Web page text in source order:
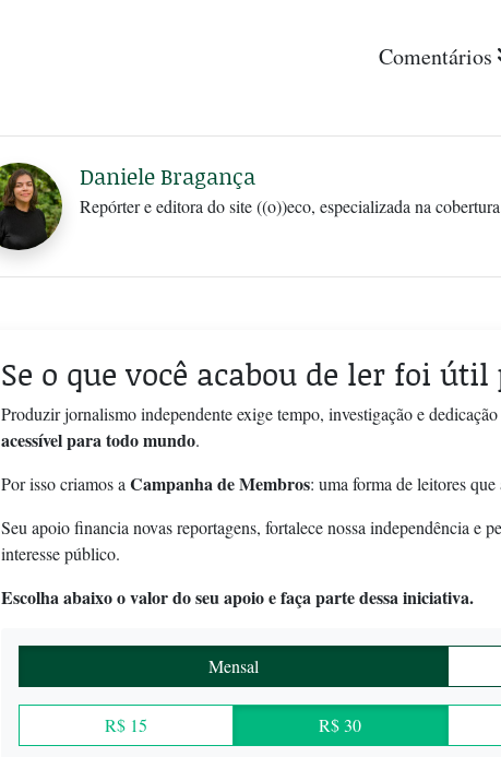
Comentários
Daniele Bragança
Repórter e editora do site ((o))eco, especializada na
Se o que você acabou de ler foi
Produzir jornalismo independente exige tempo, investigação e
acessível para todo mundo.
Por isso criamos a Campanha de Membros: uma forma de leitores
Seu apoio financia novas reportagens, fortalece nossa independência e
interesse público.
Escolha abaixo o valor do seu apoio e faça parte dessa iniciativa.
Mensal
R$ 15 R$ 30